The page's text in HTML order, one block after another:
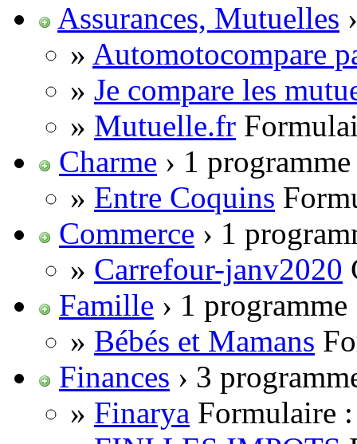
Assurances, Mutuelles
» Automotocompare
» Je compare les
» Mutuelle.fr
Charme › 1 programme
» Entre Coquins
Commerce › 1
» Carrefour-janv2020
Famille › 1 programme
» Bébés et Mamans
Finances › 3
» Finarya Formulaire :